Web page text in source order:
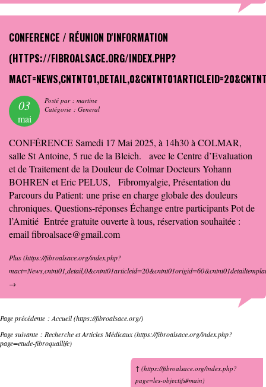
CONFERENCE / RÉUNION D'INFORMATION
03
mai
Posté par : martine
Catégorie : General
CONFÉRENCE Samedi 17 Mai 2025, à 14h30 à COLMAR,
salle St Antoine, 5 rue de la Bleich. avec le Centre d’Evaluation
et de Traitement de la Douleur de Colmar Docteurs Yohann
BOHREN et Eric PELUS, Fibromyalgie, Présentation du
Parcours du Patient: une prise en charge globale des douleurs
chroniques. Questions-réponses Échange entre participants Pot de
l’Amitié Entrée gratuite ouverte à tous, réservation souhaitée :
email fibroalsace@gmail.com
Plus
→
Page précédente : Accueil
Page suivante : Recherche et Articles Médicaux
↑